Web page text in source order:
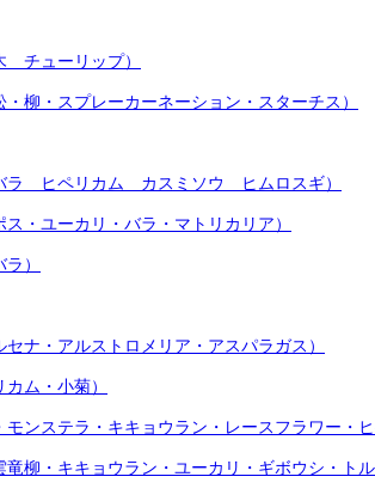
チューリップ）
柳・スプレーカーネーション・スターチス）
ラ ヒペリカム カスミソウ ヒムロスギ）
・ユーカリ・バラ・マトリカリア）
）
ナ・アルストロメリア・アスパラガス）
ム・小菊）
ンステラ・キキョウラン・レースフラワー・ヒ
・キキョウラン・ユーカリ・ギボウシ・ト